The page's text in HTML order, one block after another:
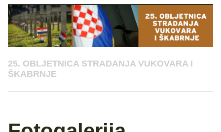
25. OBLJETNICA STRADANJA VUKOVARA I
ŠKABRNJE